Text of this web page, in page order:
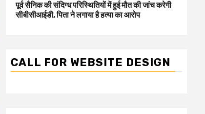
पूर्व सैनिक की संदिग्ध परिस्थितियों में हुई मौत की जांच करेगी
सीबीसीआईडी, पिता ने लगाया है हत्या का आरोप
CALL FOR WEBSITE DESIGN